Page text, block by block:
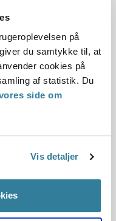
på
du samtykke til, at
cookies på
af statistik. Du
side om
Vis detaljer